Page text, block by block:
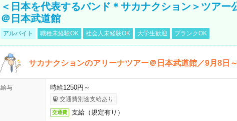
＜日本を代表するバンド＊サカナクション＞ツアー
＠日本武道館
アルバイト 職種未経験OK 社会人未経験OK 大学生歓迎 ブランクOK
サカナクションのアリーナツアー＠日本武道館／9月8日
給与 時給1250円～
交通費別途支給あり
交通費 支給（規定有り）